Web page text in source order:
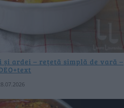
și ardei – rețetă simplă de vară –